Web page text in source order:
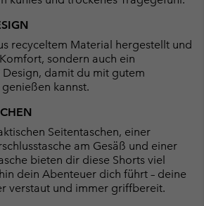
recyceltem Material hergestellt und
sondern auch ein
damit du mit gutem
kannst.
Seitentaschen, einer
am Gesäß und einer
bieten dir diese Shorts viel
dein Abenteuer dich führt – deine
verstaut und immer griffbereit.